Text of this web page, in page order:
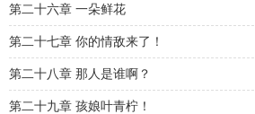
第二十六章 一朵鲜花
第二十七章 你的情敌来了！
第二十八章 那人是谁啊？
第二十九章 孩娘叶青柠！